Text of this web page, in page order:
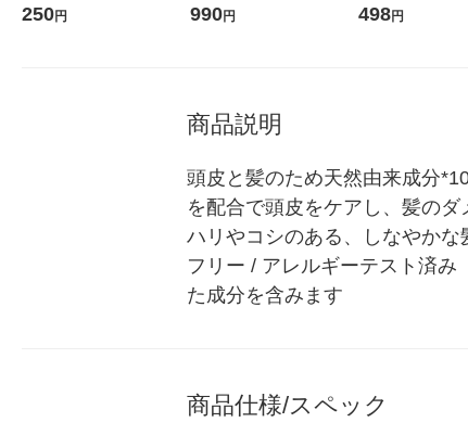
やわらかめ 全長184mm 良品
250円
４０ｍＬ 良品計画
990円
＞ 190g 1セット（
498円
商品説明
頭皮と髪のため天然由来成分
を配合で頭皮をケアし、髪の
ハリやコシのある、しなやか
フリー / アレルギーテスト済
た成分を含みます
商品仕様/スペック